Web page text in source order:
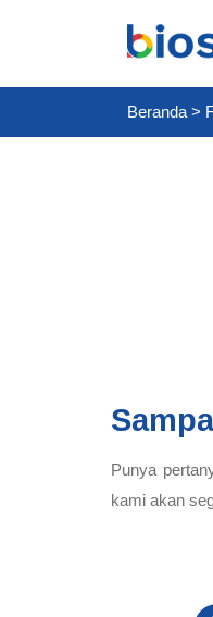
Beranda >
Punya
kami akan